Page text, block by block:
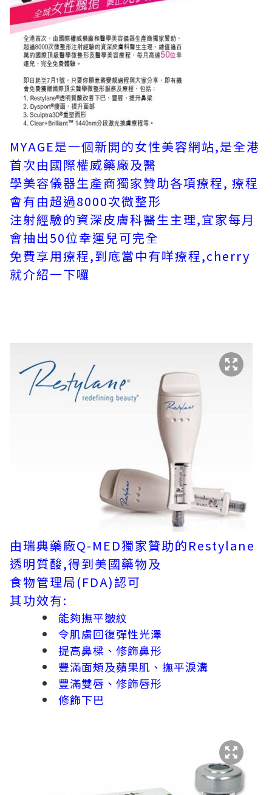
MYAGE是一個新開的女性美容網站,是全港
首次由國際權威藥廠及醫
學美容儀器生產商獨家贊助各項療程, 療程
會有由超過8000次微整形
注射經驗的資深皮膚科醫生主理,宜家每月
會抽出50位幸運兒可完全
免費享用療程,到底當中有咩療程,cherry
就介紹一下囉
由瑞典藥廠Q-MED獨家贊助的Restylane
透明質酸,得到美國藥物及
食物管理局(FDA)認可
其功效有:
能夠撫平皺紋
令肌膚回復彈性光澤
提高鼻樑、修飾鼻形
豐滿面頰及蘋果肌、撫平淚溝
豐滿雙唇、修飾唇形
修飾下巴